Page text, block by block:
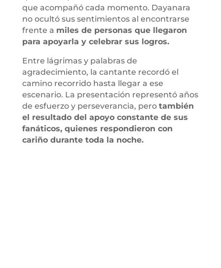
que acompañó cada momento. Dayanara
no ocultó sus sentimientos al encontrarse
frente a miles de personas que llegaron
para apoyarla y celebrar sus logros.
Entre lágrimas y palabras de
agradecimiento, la cantante recordó el
camino recorrido hasta llegar a ese
escenario. La presentación representó años
de esfuerzo y perseverancia, pero también
el resultado del apoyo constante de sus
fanáticos, quienes respondieron con
cariño durante toda la noche.